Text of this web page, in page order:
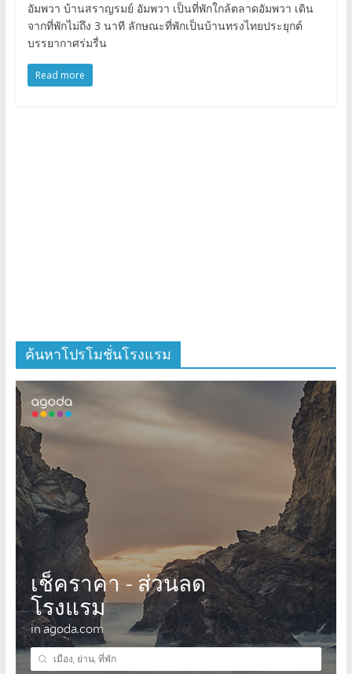
อัมพวา บ้านสราญรมย์ อัมพวา เป็นที่พักใกล้ตลาดอัมพวา เดิน
จากที่พักไม่ถึง 3 นาที ลักษณะที่พักเป็นบ้านทรงไทยประยุกต์
บรรยากาศร่มรื่น
Read more
ค้นหาโปรโมชั่นโรงแรม